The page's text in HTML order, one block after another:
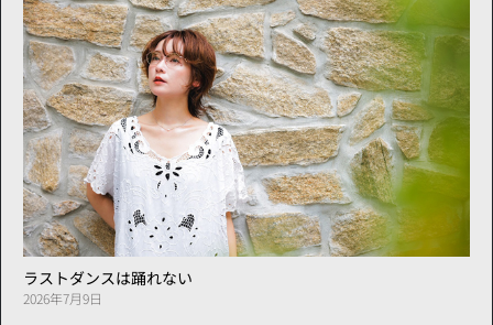
ラストダンスは踊れない
2026年7月9日